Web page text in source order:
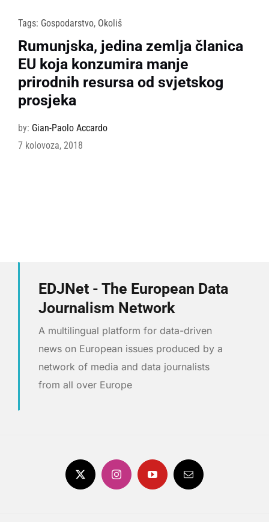
Tags: Gospodarstvo, Okoliš
Rumunjska, jedina zemlja članica
EU koja konzumira manje
prirodnih resursa od svjetskog
prosjeka
by: Gian-Paolo Accardo
7 kolovoza, 2018
EDJNet - The European Data
Journalism Network
A multilingual platform for data-driven
news on European issues produced by a
network of media and data journalists
from all over Europe